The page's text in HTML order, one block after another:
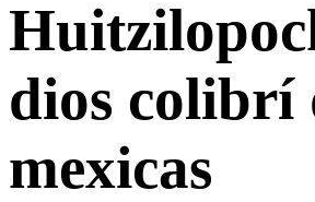
dios colibrí
mexicas